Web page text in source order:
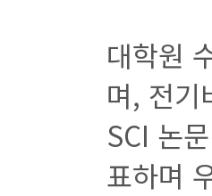
대학원
며, 전기
SCI 논
표하며